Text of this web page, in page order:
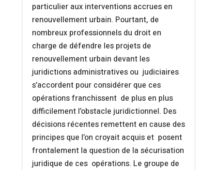
particulier aux interventions accrues en
renouvellement urbain. Pourtant, de
nombreux professionnels du droit en
charge de défendre les projets de
renouvellement urbain devant les
juridictions administratives ou judiciaires
s’accordent pour considérer que ces
opérations franchissent de plus en plus
difficilement l’obstacle juridictionnel. Des
décisions récentes remettent en cause des
principes que l’on croyait acquis et posent
frontalement la question de la sécurisation
juridique de ces opérations. Le groupe de